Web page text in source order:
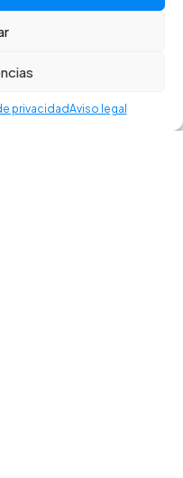
privacidadAviso legal
reservados. Desarrollado